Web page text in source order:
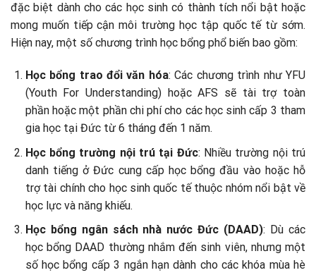
đặc biệt dành cho các học sinh có thành tích nổi bật hoặc
mong muốn tiếp cận môi trường học tập quốc tế từ sớm.
Hiện nay, một số chương trình học bổng phổ biến bao gồm:
Học bổng trao đổi văn hóa: Các chương trình như YFU
(Youth For Understanding) hoặc AFS sẽ tài trợ toàn
phần hoặc một phần chi phí cho các học sinh cấp 3 tham
gia học tại Đức từ 6 tháng đến 1 năm.
Học bổng trường nội trú tại Đức: Nhiều trường nội trú
danh tiếng ở Đức cung cấp học bổng đầu vào hoặc hỗ
trợ tài chính cho học sinh quốc tế thuộc nhóm nổi bật về
học lực và năng khiếu.
Học bổng ngân sách nhà nước Đức (DAAD): Dù các
học bổng DAAD thường nhắm đến sinh viên, nhưng một
số học bổng cấp 3 ngắn hạn dành cho các khóa mùa hè